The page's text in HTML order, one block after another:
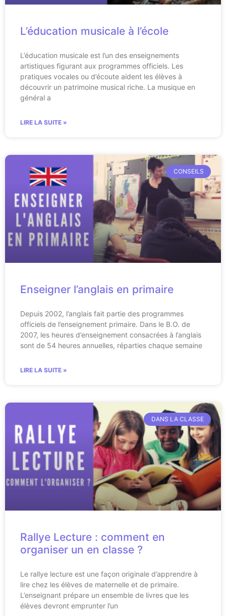
L’éducation musicale à l’école
L’éducation musicale est l’un des enseignements
artistiques figurant aux programmes officiels. Les
pratiques vocales ou d’écoute aident les élèves à
découvrir un patrimoine musical riche. La musique en
général a
LIRE LA SUITE »
CONSEILS
Enseigner l’anglais en primaire
Depuis 2002, l’anglais fait partie des programmes
officiels de l’enseignement primaire. Dans le B.O. de
2007, les heures d’enseignement consacrées à l’anglais
sont de 54 heures annuelles, réparties chaque semaine
LIRE LA SUITE »
DANS LA CLASSE
Rallye Lecture : comment en
organiser un en classe ?
Le rallye lecture est une façon originale d’apprendre à
lire chez les élèves de maternelle et de primaire.
L’enseignant prépare un ensemble de livres que les
élèves devront emprunter l’un